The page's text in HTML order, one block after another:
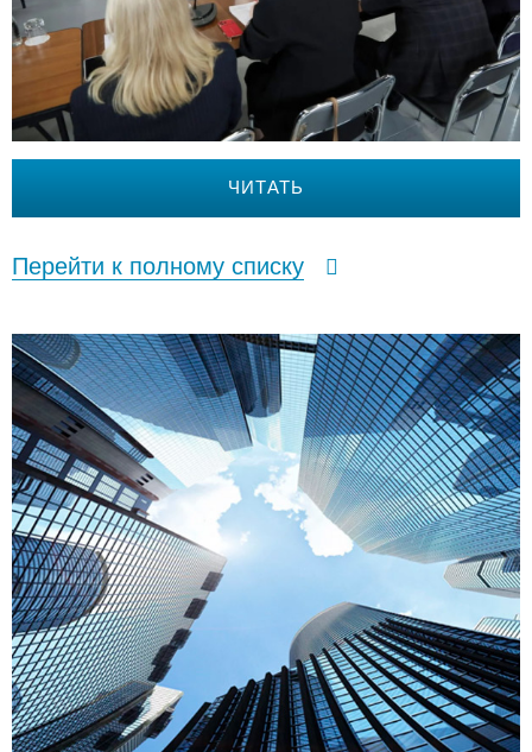
ЧИТАТЬ
Перейти к полному списку